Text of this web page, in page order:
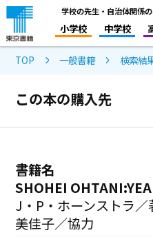
学校の先生・自治体関係
小学校 中学校
TOP 一般書籍 検索結
この本の購入先
書籍名
SHOHEI
J・P・ホーンストラ
美佳子／協力